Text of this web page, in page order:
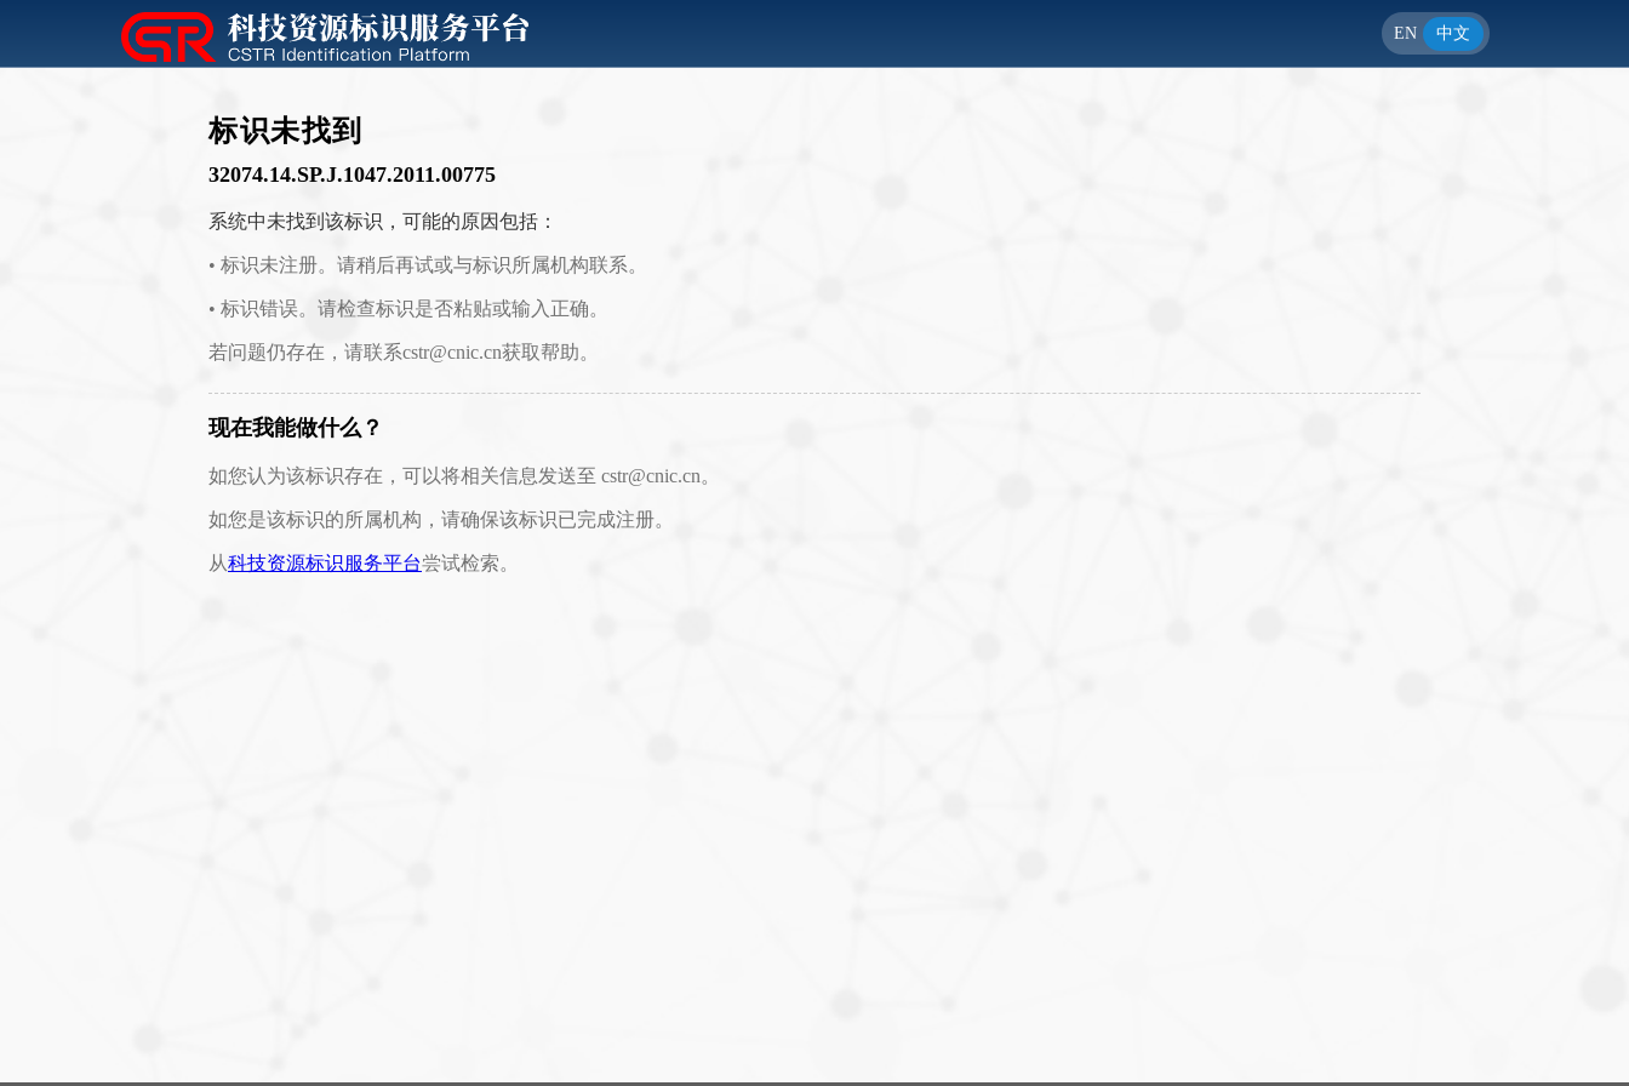
EN 中文
标识未找到
32074.14.SP.J.1047.2011.00775
系统中未找到该标识，可能的原因包括：
• 标识未注册。请稍后再试或与标识所属机构联系。
• 标识错误。请检查标识是否粘贴或输入正确。
若问题仍存在，请联系cstr@cnic.cn获取帮助。
现在我能做什么？
如您认为该标识存在，可以将相关信息发送至 cstr@cnic.cn。
如您是该标识的所属机构，请确保该标识已完成注册。
从科技资源标识服务平台尝试检索。